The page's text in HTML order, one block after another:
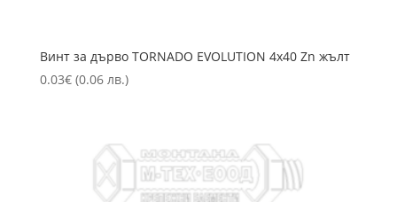
Винт за дърво TORNADO EVOLUTION 4х40 Zn жълт
0.03€ (0.06 лв.)